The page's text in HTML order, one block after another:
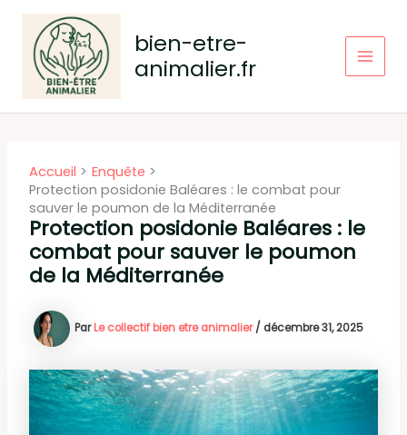
Aller
contenu
bien-etre-
animalier.fr
Main
Accueil
Enquête
Protection posidonie Baléares : le combat pour
sauver le poumon de la Méditerranée
Protection posidonie Baléares : le
combat pour sauver le poumon
de la Méditerranée
ParLe collectif bien etre animalier/ décembre 31, 2025